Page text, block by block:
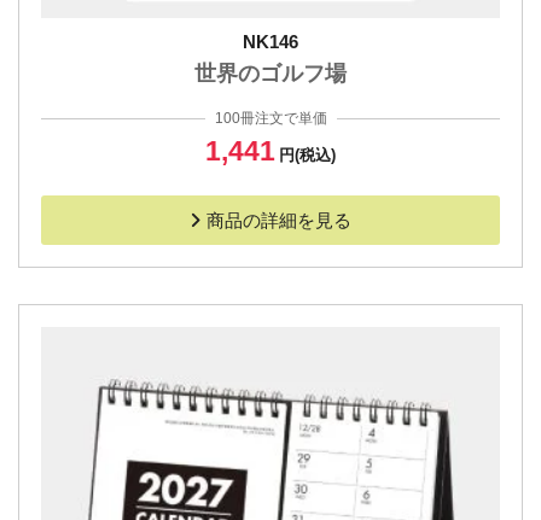
NK146
世界のゴルフ場
100冊注文で単価
1,441 円(税込)
商品の詳細を見る